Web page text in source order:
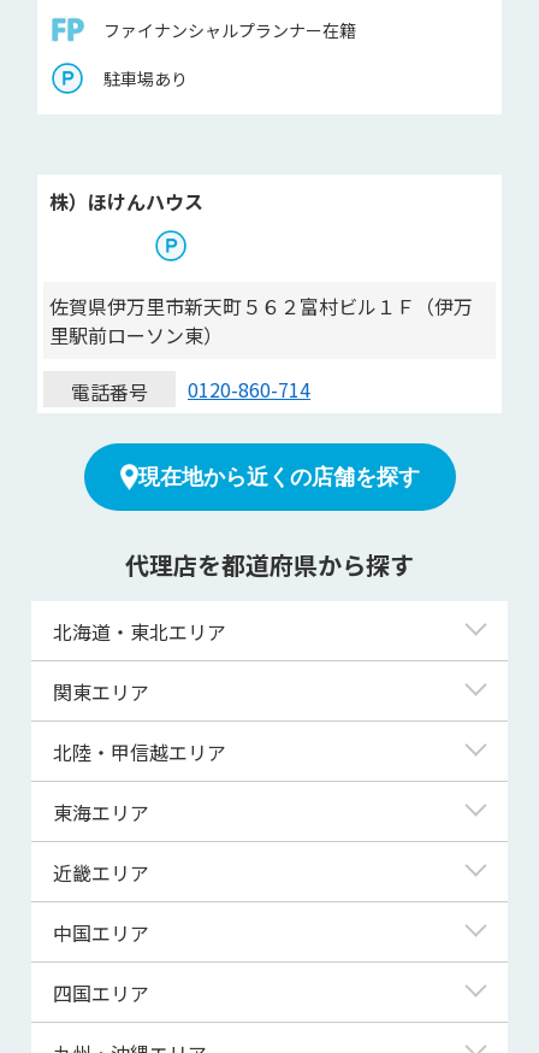
ファイナンシャルプランナー在籍
駐車場あり
株）ほけんハウス
佐賀県伊万里市新天町５６２富村ビル１Ｆ（伊万
里駅前ローソン東）
電話番号
0120-860-714
現在地から近くの店舗を探す
代理店を都道府県から探す
北海道・東北エリア
北海道
青森県
宮城県
秋田県
山形県
関東エリア
東京都
神奈川県
埼玉県
千葉県
茨城県
群馬県
北陸・甲信越エリア
新潟県
富山県
福井県
山梨県
東海エリア
岐阜県
静岡県
三重県
近畿エリア
滋賀県
京都府
大阪府
中国エリア
鳥取県
島根県
四国エリア